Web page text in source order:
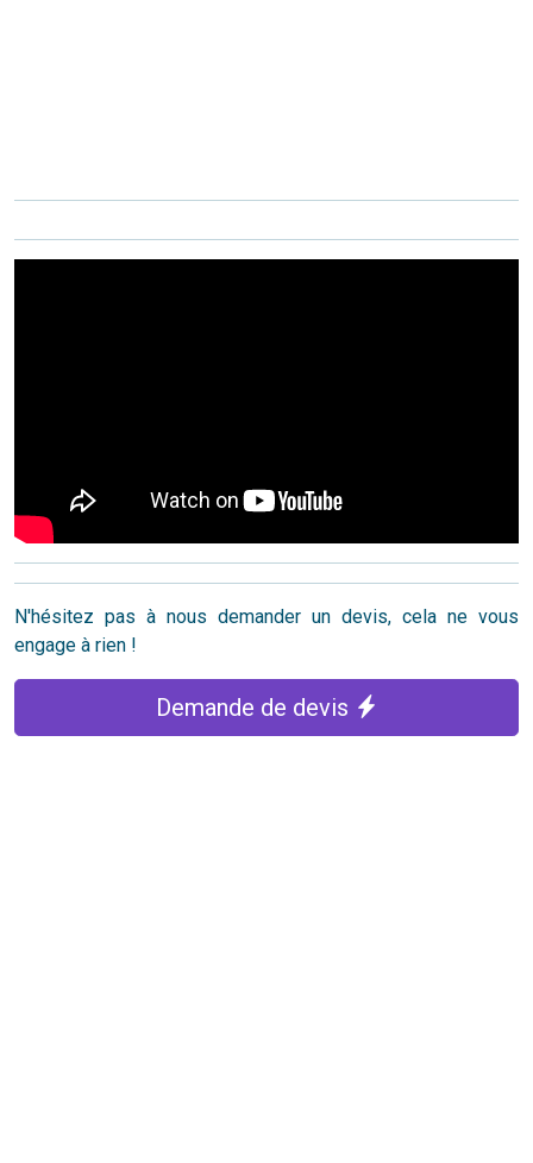
N'hésitez pas à nous demander un devis, cela ne vous
engage à rien !
Demande de devis